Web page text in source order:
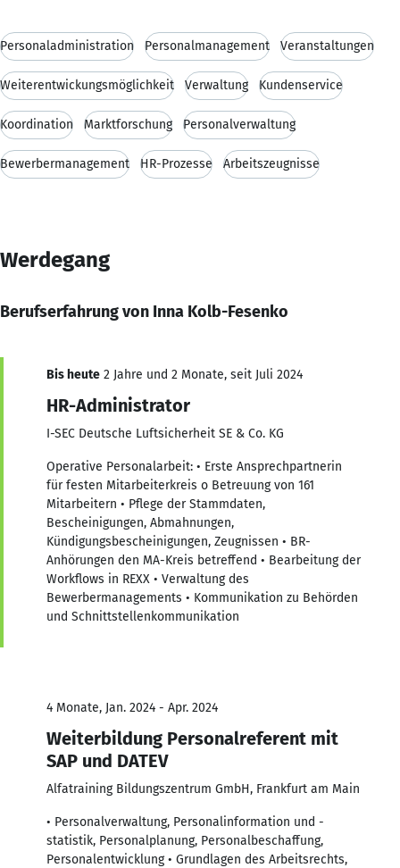
Personaladministration Personalmanagement Veranstaltungen
Weiterentwickungsmöglichkeit Verwaltung Kundenservice
Koordination Marktforschung Personalverwaltung
Bewerbermanagement HR-Prozesse Arbeitszeugnisse
Werdegang
Berufserfahrung von Inna Kolb-Fesenko
Bis heute 2 Jahre und 2 Monate, seit Juli 2024
HR-Administrator
I-SEC Deutsche Luftsicherheit SE & Co. KG
Operative Personalarbeit: • Erste Ansprechpartnerin
für festen Mitarbeiterkreis o Betreuung von 161
Mitarbeitern • Pflege der Stammdaten,
Bescheinigungen, Abmahnungen,
Kündigungsbescheinigungen, Zeugnissen • BR-
Anhörungen den MA-Kreis betreffend • Bearbeitung der
Workflows in REXX • Verwaltung des
Bewerbermanagements • Kommunikation zu Behörden
und Schnittstellenkommunikation
4 Monate, Jan. 2024 - Apr. 2024
Weiterbildung Personalreferent mit
SAP und DATEV
Alfatraining Bildungszentrum GmbH, Frankfurt am Main
• Personalverwaltung, Personalinformation und -
statistik, Personalplanung, Personalbeschaffung,
Personalentwicklung • Grundlagen des Arbeitsrechts,